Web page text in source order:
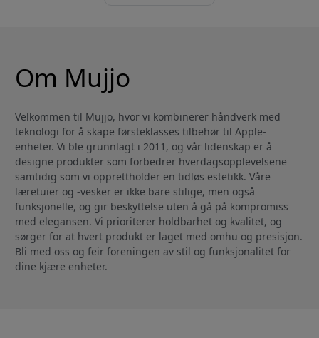
Om Mujjo
Velkommen til Mujjo, hvor vi kombinerer håndverk med
teknologi for å skape førsteklasses tilbehør til Apple-
enheter. Vi ble grunnlagt i 2011, og vår lidenskap er å
designe produkter som forbedrer hverdagsopplevelsene
samtidig som vi opprettholder en tidløs estetikk. Våre
læretuier og -vesker er ikke bare stilige, men også
funksjonelle, og gir beskyttelse uten å gå på kompromiss
med elegansen. Vi prioriterer holdbarhet og kvalitet, og
sørger for at hvert produkt er laget med omhu og presisjon.
Bli med oss og feir foreningen av stil og funksjonalitet for
dine kjære enheter.